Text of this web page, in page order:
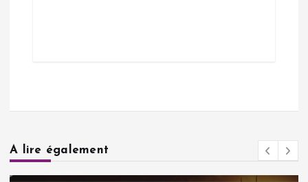
A lire également